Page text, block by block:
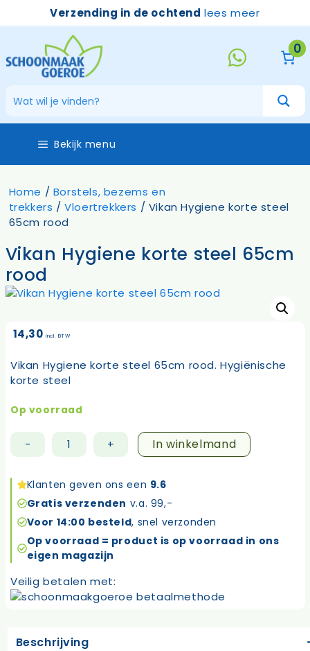
Verzending in de ochtend lees meer
0
Bekijk menu
Home / Borstels, bezems en
trekkers /Vloertrekkers / Vikan Hygiene korte steel
65cm rood
Vikan Hygiene korte steel 65cm
rood
14,30 incl. BTW
Vikan Hygiene korte steel 65cm rood. Hygiënische
korte steel
Op voorraad
-
Vikan
korte
steel
65cm
rood
aantal
+ In winkelmand
Klanten geven ons een 9.6
Gratis verzenden v.a. 99,-
Voor 14:00 besteld, snel verzonden
Op voorraad = product is op voorraad in ons
eigen magazijn
Veilig betalen met:
Beschrijving